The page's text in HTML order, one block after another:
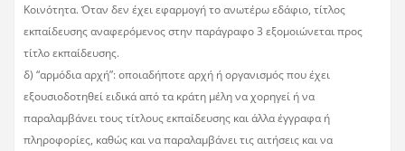
Κοινότητα. Όταν δεν έχει εφαρμογή το ανωτέρω εδάφιο, τίτλος
εκπαίδευσης αναφερόμενος στην παράγραφο 3 εξομοιώνεται προς
τίτλο εκπαίδευσης.
δ) “αρμόδια αρχή”: οποιαδήποτε αρχή ή οργανισμός που έχει
εξουσιοδοτηθεί ειδικά από τα κράτη μέλη να χορηγεί ή να
παραλαμβάνει τους τίτλους εκπαίδευσης και άλλα έγγραφα ή
πληροφορίες, καθώς και να παραλαμβάνει τις αιτήσεις και να